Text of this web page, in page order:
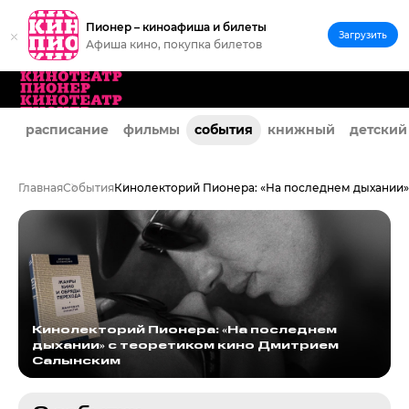
расписание фильмы события книжный
ГлавнаяСобытияКинолекторий Пионера: «На последнем
Кинолекторий Пионера: «На последнем
дыхании» с теоретиком кино Дмитрием
Салынским
Пионер – киноафиша и билеты
Афиша кино, покупка билетов
Загрузить